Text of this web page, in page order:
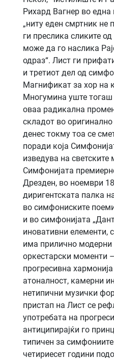
Рихард Вагнер во
„ниту еден смртник не
ги преслика сликите
може да го наслика
одраз“. Лист ги
и третиот дел од
Магнификат за хор на
Многумина уште
оваа радикална
складот во
денес токму тоа се
поради која
изведува на светските
Симфонијата
Дрезден, во ноември
диригентската палка
во симфониските
и во симфонијата
иновативни елементи,
има прилично модерни
оркестарски моменти
прогресивна
атоналност, камерни
нетипични музички
пристап на Лист се
употребата на
антиципирајќи го
типичен за
четириесет години